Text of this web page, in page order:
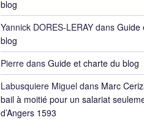
blog
Yannick DORES-LERAY dans Guide
blog
Pierre dans Guide et charte du blog
Labusquiere Miguel dans Marc
bail à moitié pour un salariat
d’Angers 1593